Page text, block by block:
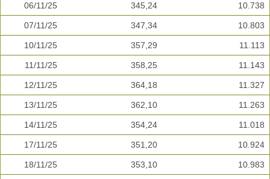
06/11/25 345,24 10.738
07/11/25 347,34 10.803
10/11/25 357,29 11.113
11/11/25 358,25 11.143
12/11/25 364,18 11.327
13/11/25 362,10 11.263
14/11/25 354,24 11.018
17/11/25 351,20 10.924
18/11/25 353,10 10.983